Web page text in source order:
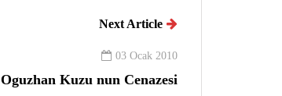
Next Article
03 Ocak 2010
Oguzhan Kuzu nun Cenazesi